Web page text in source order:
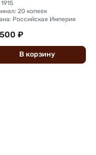
20 копеек
Российская Империя
₽
В корзину